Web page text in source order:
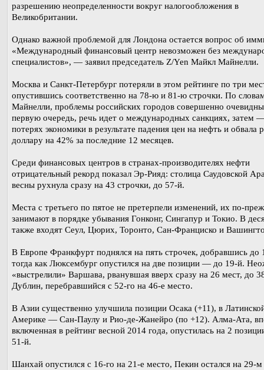
разрешению неопределенности вокруг налогообложения в
Великобритании.
Однако важной проблемой для Лондона остается вопрос об
«Международный финансовый центр невозможен без
специалистов», — заявил председатель Z/Yen Майкл Майнелли.
Москва и Санкт-Петербург потеряли в этом рейтинге по три
опустившись соответственно на 78-ю и 81-ю строчки. По
Майнелли, проблемы российских городов совершенно
первую очередь, речь идет о международных санкциях, затем
потерях экономики в результате падения цен на нефть и обвала
доллару на 42% за последние 12 месяцев.
Среди финансовых центров в странах-производителях нефти
отрицательный рекорд показал Эр-Рияд: столица Саудовской
весны рухнула сразу на 43 строчки, до 57-й.
Места с третьего по пятое не претерпели изменений, их по-
занимают в порядке убывания Гонконг, Сингапур и Токио. В
также входят Сеул, Цюрих, Торонто, Сан-Франциско и
В Европе Франкфурт поднялся на пять строчек, добравшись до
тогда как Люксембург опустился на две позиции — до 19-й.
«выстрелили» Варшава, рванувшая вверх сразу на 26 мест, до
Дублин, перебравшийся с 52-го на 46-е место.
В Азии существенно улучшила позиции Осака (+11), в
Америке — Сан-Паулу и Рио-де-Жанейро (по +12). Алма-Ата,
включенная в рейтинг весной 2014 года, опустилась на 2
51-й.
Шанхай опустился с 16-го на 21-е место, Пекин остался на 29-м